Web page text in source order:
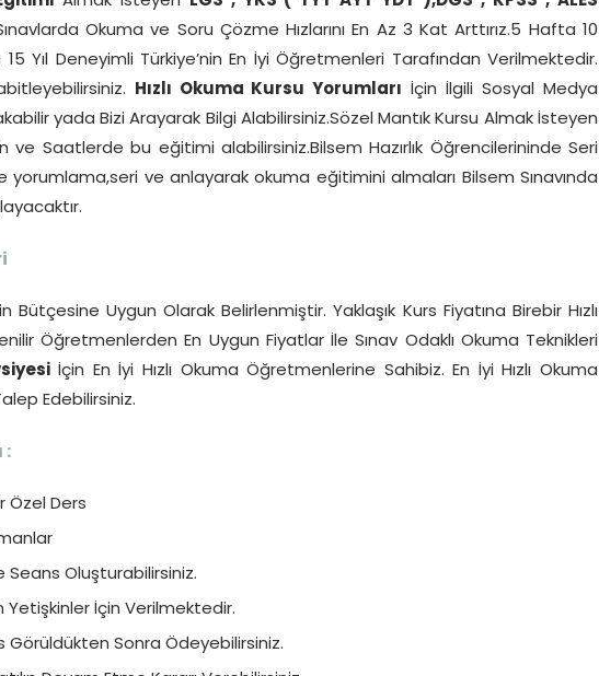
Okuma ve Soru Çözme Hızlarını En Az 3 Kat Arttırız.5 Hafta 10
15 Yıl Deneyimli Türkiye’nin En İyi Öğretmenleri Tarafından Verilmektedir.
Hızlı Okuma Kursu Yorumları İçin İlgili Sosyal Medya
yada Bizi Arayarak Bilgi Alabilirsiniz.Sözel Mantık Kursu Almak İsteyen
ve Saatlerde bu eğitimi alabilirsiniz.Bilsem Hazırlık Öğrencilerininde Seri
yorumlama,seri ve anlayarak okuma eğitimini almaları Bilsem Sınavında
Bütçesine Uygun Olarak Belirlenmiştir. Yaklaşık Kurs Fiyatına Birebir Hızlı
Öğretmenlerden En Uygun Fiyatlar İle Sınav Odaklı Okuma Teknikleri
İçin En İyi Hızlı Okuma Öğretmenlerine Sahibiz. En İyi Hızlı Okuma
Edebilirsiniz.
:
Özel Ders
Oluşturabilirsiniz.
Yetişkinler İçin Verilmektedir.
Görüldükten Sonra Ödeyebilirsiniz.